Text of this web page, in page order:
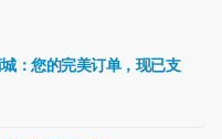
：您的完美订单，现已支